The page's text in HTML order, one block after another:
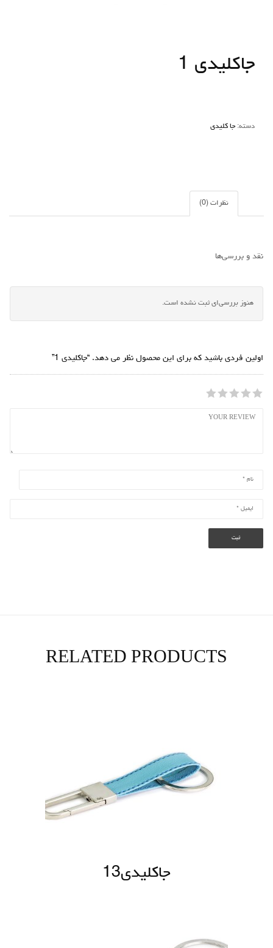
جاکلیدی 1
دسته: جا کلیدی
نظرات (0)
نقد و بررسی‌ها
هنوز بررسی‌ای ثبت نشده است.
اولین فردی باشید که برای این محصول نظر می دهد. “جاکلیدی 1”
1
2
3
4
5
RELATED PRODUCTS
جاکلیدی13